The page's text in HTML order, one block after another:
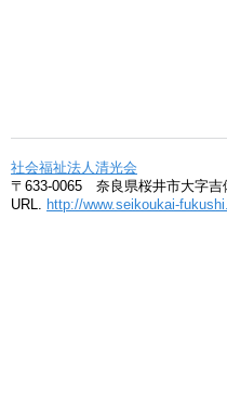
社会福祉法人清光会
〒633-0065 奈良県桜井市大字
URL.
http://www.seikoukai-